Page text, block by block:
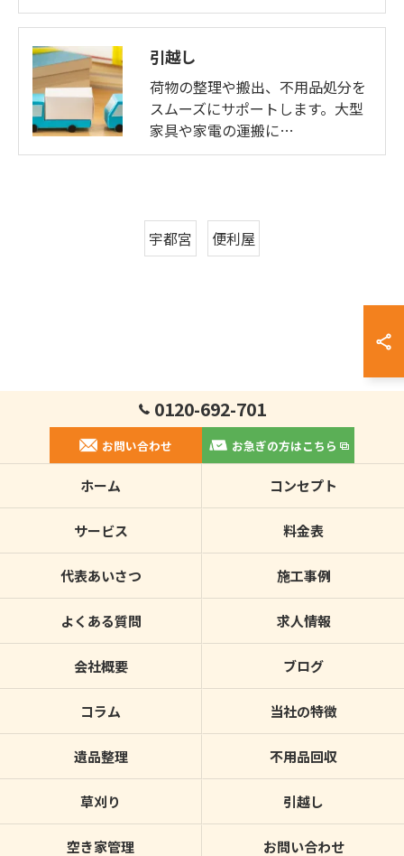
引越し
荷物の整理や搬出、不用品処分を
スムーズにサポートします。大型
家具や家電の運搬に…
宇都宮 便利屋
0120-692-701
お問い合わせ お急ぎの方はこちら
ホーム コンセプト
サービス 料金表
代表あいさつ 施工事例
よくある質問 求人情報
会社概要 ブログ
コラム 当社の特徴
遺品整理 不用品回収
草刈り 引越し
空き家管理 お問い合わせ